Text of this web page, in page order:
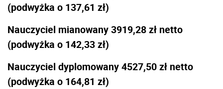
(podwyżka o 137,61 zł)
Nauczyciel mianowany 3919,28 zł netto
(podwyżka o 142,33 zł)
Nauczyciel dyplomowany 4527,50 zł netto
(podwyżka o 164,81 zł)